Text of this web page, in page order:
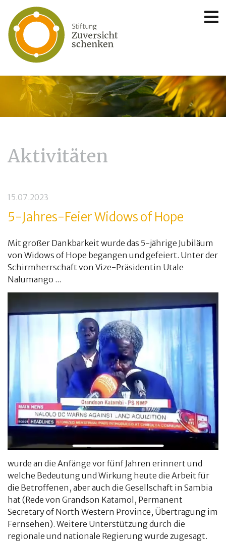
Aktivitäten
15.07.2023
5-Jahres-Feier Widows of Hope
Mit großer Dankbarkeit wurde das 5-jährige Jubiläum
von Widows of Hope begangen und gefeiert. Unter der
Schirmherrschaft von Vize-Präsidentin Utale
Nalumango ...
wurde an die Anfänge vor fünf Jahren erinnert und
welche Bedeutung und Wirkung heute die Arbeit für
die Betroffenen, aber auch die Gesellschaft in Sambia
hat (Rede von Grandson Katamol, Permanent
Secretary of North Western Province, Übertragung im
Fernsehen). Weitere Unterstützung durch die
regionale und nationale Regierung wurde zugesagt.